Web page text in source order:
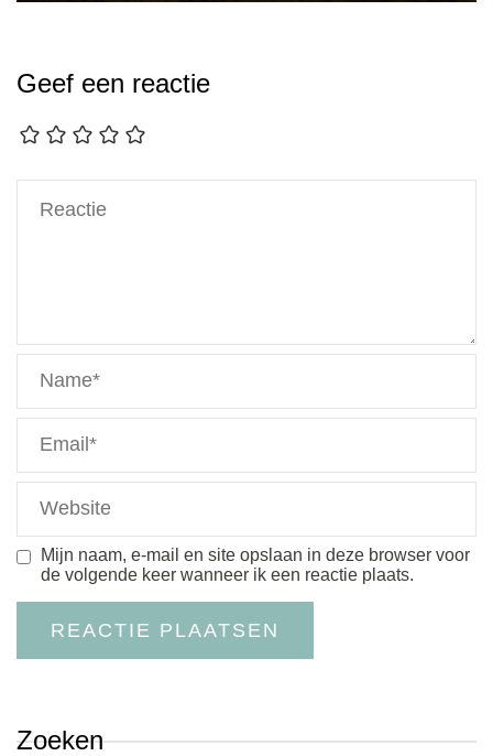
Geef een reactie
Mijn naam, e-mail en site opslaan in deze browser voor
de volgende keer wanneer ik een reactie plaats.
Zoeken